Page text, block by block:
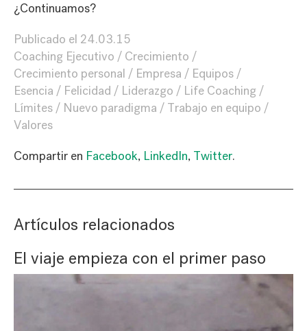
¿Continuamos?
Publicado el 24.03.15
Coaching Ejecutivo
Crecimiento
Crecimiento personal
Empresa
Equipos
Esencia
Felicidad Liderazgo
Life Coaching
Límites
Nuevo paradigma
Trabajo en equipo
Valores
Compartir en Facebook, LinkedIn, Twitter.
Artículos relacionados
El viaje empieza con el primer paso